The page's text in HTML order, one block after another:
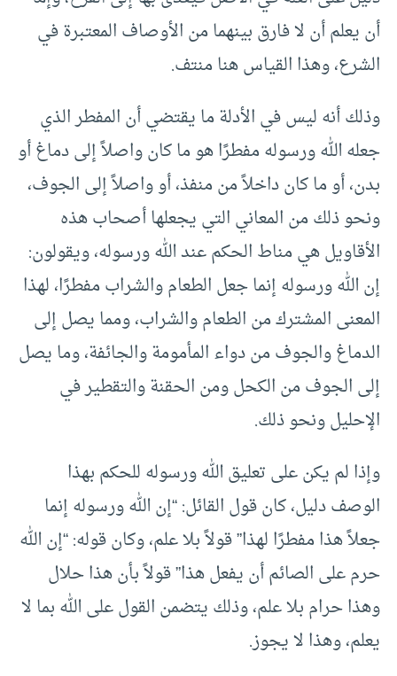
أن يعلم أن لا فارق بينهما من الأوصاف المعتبرة في
الشرع، وهذا القياس هنا منتف.
وذلك أنه ليس في الأدلة ما يقتضي أن المفطر الذي
جعله الله ورسوله مفطرًا هو ما كان واصلاً إلى دماغ أو
بدن، أو ما كان داخلاً من منفذ، أو واصلاً إلى الجوف،
ونحو ذلك من المعاني التي يجعلها أصحاب هذه
الأقاويل هي مناط الحكم عند الله ورسوله، ويقولون:
إن الله ورسوله إنما جعل الطعام والشراب مفطرًا، لهذا
المعنى المشترك من الطعام والشراب، ومما يصل إلى
الدماغ والجوف من دواء المأمومة والجائفة، وما يصل
إلى الجوف من الكحل ومن الحقنة والتقطير في
الإحليل ونحو ذلك.
وإذا لم يكن على تعليق الله ورسوله للحكم بهذا
الوصف دليل، كان قول القائل: “إن الله ورسوله إنما
جعلاً هذا مفطرًا لهذا” قولاً بلا علم، وكان قوله: “إن الله
حرم على الصائم أن يفعل هذا” قولاً بأن هذا حلال
وهذا حرام بلا علم، وذلك يتضمن القول على الله بما لا
يعلم، وهذا لا يجوز.